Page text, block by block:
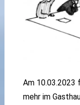
Am 10.03.2023
mehr im